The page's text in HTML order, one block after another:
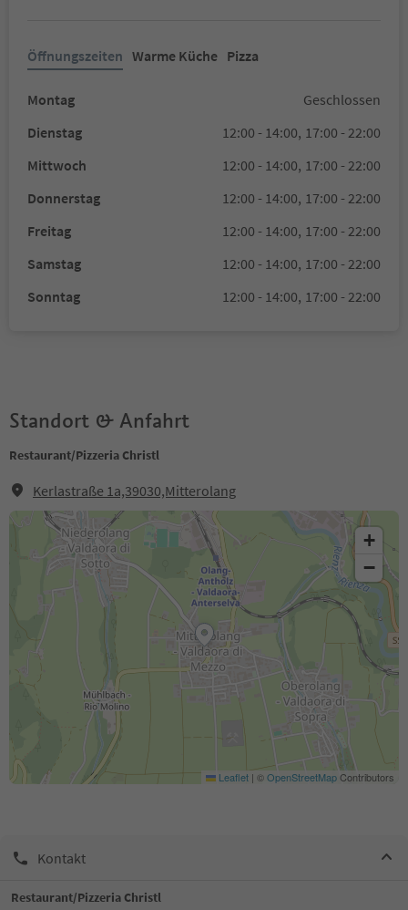
Öffnungszeiten Warme Küche Pizza
Montag
Geschlossen
Dienstag
12:00 - 14:00, 17:00 - 22:00
Mittwoch
12:00 - 14:00, 17:00 - 22:00
Donnerstag
12:00 - 14:00, 17:00 - 22:00
Freitag
12:00 - 14:00, 17:00 - 22:00
Samstag
12:00 - 14:00, 17:00 - 22:00
Sonntag
12:00 - 14:00, 17:00 - 22:00
Standort & Anfahrt
Restaurant/Pizzeria Christl
Kerlastraße 1a,39030,Mitterolang
+
−
Leaflet | ©OpenStreetMapContributors
Kontakt
Restaurant/Pizzeria Christl